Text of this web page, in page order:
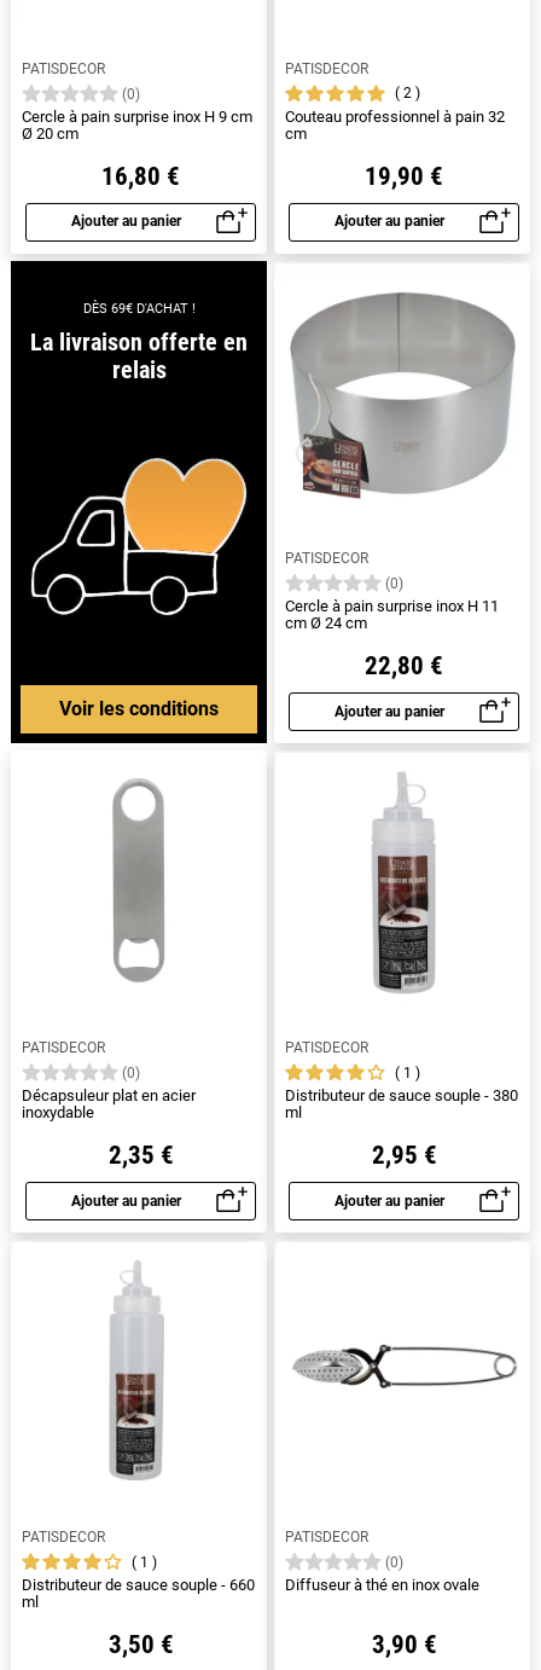
PATISDECOR
(0)
Cercle à pain surprise inox H 9 cm
Ø 20 cm
16,80 €
Ajouter au panier
Aperçu rapide
PATISDECOR
2
Couteau professionnel à pain 32
cm
19,90 €
Ajouter au panier
Aperçu rapide
DÈS 69€ D'ACHAT !
La livraison offerte en
relais
Voir les conditions
PATISDECOR
(0)
Cercle à pain surprise inox H 11
cm Ø 24 cm
22,80 €
Ajouter au panier
Aperçu rapide
PATISDECOR
(0)
Décapsuleur plat en acier
inoxydable
2,35 €
Ajouter au panier
Aperçu rapide
PATISDECOR
1
Distributeur de sauce souple - 380
ml
2,95 €
Ajouter au panier
Aperçu rapide
PATISDECOR
1
Distributeur de sauce souple - 660
ml
3,50 €
PATISDECOR
(0)
Diffuseur à thé en inox ovale
3,90 €